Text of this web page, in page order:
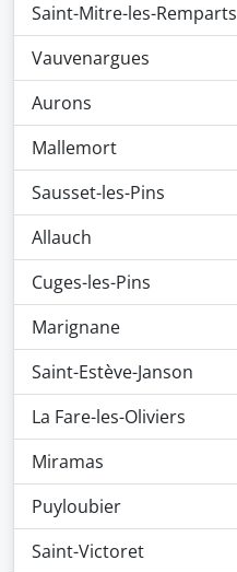
Saint-Mitre-les-Remparts
Vauvenargues
Aurons
Mallemort
Sausset-les-Pins
Allauch
Cuges-les-Pins
Marignane
Saint-Estève-Janson
La Fare-les-Oliviers
Miramas
Puyloubier
Saint-Victoret